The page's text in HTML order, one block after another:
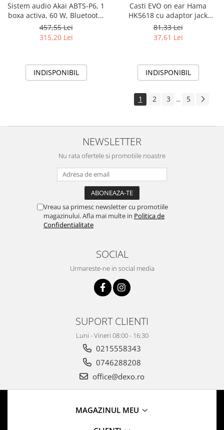
Sistem audio Akai ABTS-P6, 1
boxa activa, 60 W, Bluetooth,
USB, Aux in, radio FM,
egalizator, functie X-Bass,
display digital, negru
457,55 Lei
315,20 Lei
INDISPONIBIL
Casti EVO on ear Hama
HK5618 cu adaptor jack
6.35mm inclus
81,33 Lei
37,61 Lei
INDISPONIBIL
1 2 3 ... 5
NEWSLETTER
Nu rata ofertele si promotiile noastre
Vreau sa primesc newsletter cu promotiile
magazinului. Afla mai multe in Politica de
Confidentialitate
SOCIAL
Urmareste-ne in social media
SUPORT CLIENTI
Luni - Vineri 08:00 - 16:30
0215558343
0746288208
office@dexo.ro
MAGAZINUL MEU